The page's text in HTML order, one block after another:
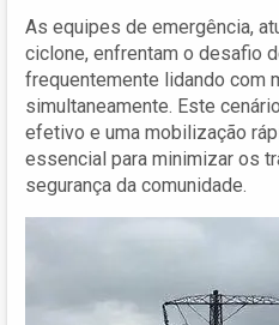
As equipes de emergência,
ciclone, enfrentam o desafio
frequentemente lidando com
simultaneamente. Este
efetivo e uma mobilização
essencial para minimizar os
segurança da comunidade.